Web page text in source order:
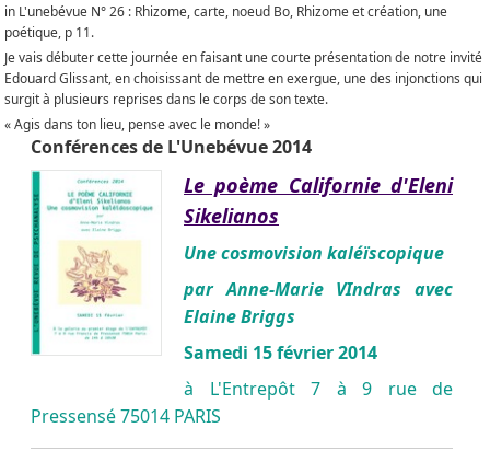
in L'unebévue N° 26 : Rhizome, carte, noeud Bo, Rhizome et création, une
poétique, p 11.
Je vais débuter cette journée en faisant une courte présentation de notre invité
Edouard Glissant, en choisissant de mettre en exergue, une des injonctions qui
surgit à plusieurs reprises dans le corps de son texte.
« Agis dans ton lieu, pense avec le monde! »
Conférences de L'Unebévue 2014
Le poème Californie d'Eleni
Sikelianos
Une cosmovision kaléïscopique
par Anne-Marie VIndras avec
Elaine Briggs
Samedi 15 février 2014
à L'Entrepôt 7 à 9 rue de
Pressensé 75014 PARIS